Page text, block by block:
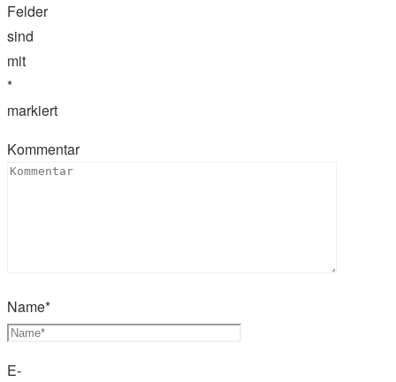
Felder
sind
mit
*
markiert
Kommentar
Name*
E-